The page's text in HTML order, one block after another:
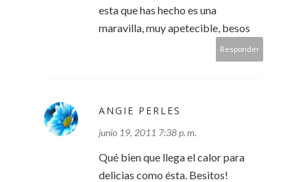
esta que has hecho es una
maravilla, muy apetecible, besos
Responder
ANGIE PERLES
junio 19, 2011 7:38 p. m.
Qué bien que llega el calor para
delicias como ésta. Besitos!